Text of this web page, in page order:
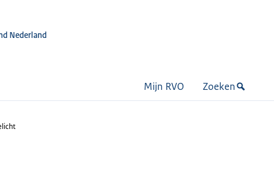
Nederland
Mijn RVO Zoeken